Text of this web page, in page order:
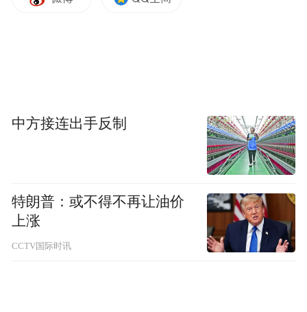
中方接连出手反制
特朗普：或不得不再让油价
上涨
CCTV国际时讯